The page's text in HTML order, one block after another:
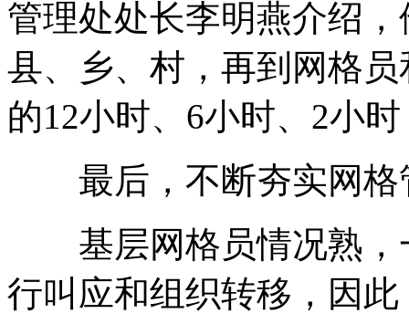
管理处处长李明燕介绍
县、乡、村，再到网格
的12小时、6小时、2小
最后，不断夯实网格
基层网格员情况熟，
行叫应和组织转移，因